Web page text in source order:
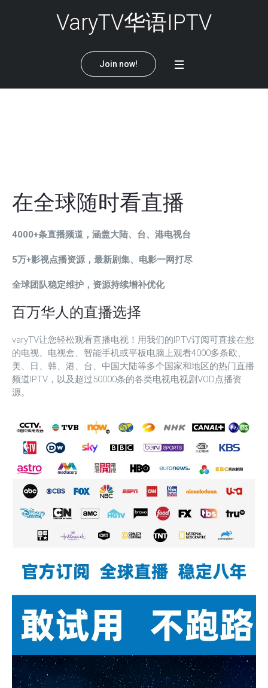
VaryTV华语IPTV
Join now!
在全球随时看直播
4000+条直播频道，涵盖大陆、台、港电视台
5万+影视点播资源，最新剧集、电影一网打尽
全球团队稳定维护，资源持续增补优化
百万华人的直播选择
varyTV让您轻松观看直播电视！用我们的IPTV订阅可直接在您
的电视、电视盒、智能手机或平板电脑上观看4000多条欧、
美、日、韩、港、台、中国大陆等多个国家和地区的热门直播
频道IPTV，以及超过50000条的各类电视电视剧VOD点播资
源。